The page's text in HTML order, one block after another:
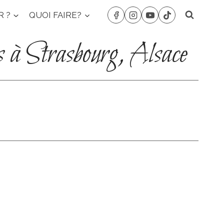
? QUOI FAIRE?
Strasbourg, Alsace